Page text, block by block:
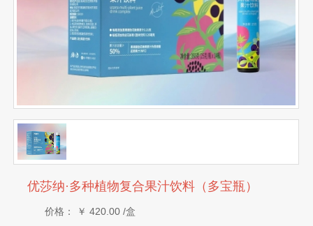
优莎纳·多种植物复合果汁饮料（多宝瓶）
价格： ￥420.00/盒